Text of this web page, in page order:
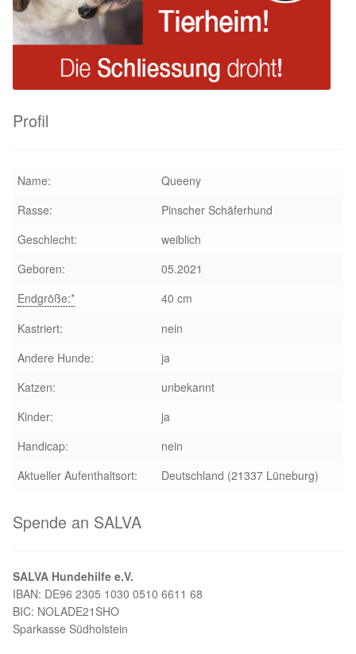
Glückliche Fellnasen
Happy End Stories
Regenbogenbrücke
Aktuelles
SALVA News
Reiseberichte
Unsere Partnertierheime
Aktion „Hilfe La Linea“
Updates „Hilfe La Linea“
Partnertierheim in Bulgarien
Profil
Name:
Queeny
Rasse:
Pinscher Schäferhund
Geschlecht:
weiblich
Geboren:
05.2021
Endgröße:*
40 cm
Kastriert:
nein
Andere Hunde:
ja
Katzen:
unbekannt
Kinder:
ja
Handicap:
nein
Aktueller Aufenthaltsort:
Deutschland (21337 Lüneburg)
Spende an SALVA
SALVA Hundehilfe e.V.
IBAN: DE96 2305 1030 0510 6611 68
BIC: NOLADE21SHO
Sparkasse Südholstein